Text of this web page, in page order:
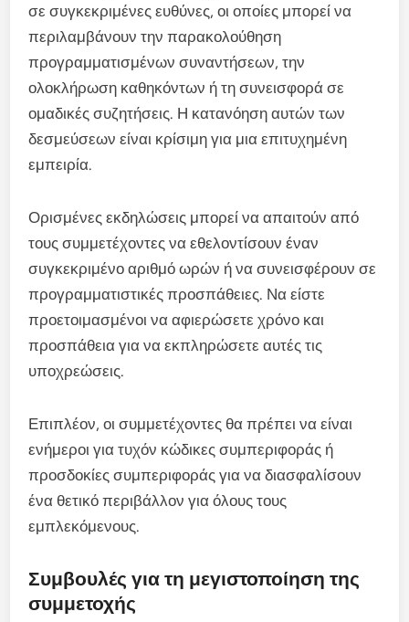
σε συγκεκριμένες ευθύνες, οι οποίες μπορεί να
περιλαμβάνουν την παρακολούθηση
προγραμματισμένων συναντήσεων, την
ολοκλήρωση καθηκόντων ή τη συνεισφορά σε
ομαδικές συζητήσεις. Η κατανόηση αυτών των
δεσμεύσεων είναι κρίσιμη για μια επιτυχημένη
εμπειρία.
Ορισμένες εκδηλώσεις μπορεί να απαιτούν από
τους συμμετέχοντες να εθελοντίσουν έναν
συγκεκριμένο αριθμό ωρών ή να συνεισφέρουν σε
προγραμματιστικές προσπάθειες. Να είστε
προετοιμασμένοι να αφιερώσετε χρόνο και
προσπάθεια για να εκπληρώσετε αυτές τις
υποχρεώσεις.
Επιπλέον, οι συμμετέχοντες θα πρέπει να είναι
ενήμεροι για τυχόν κώδικες συμπεριφοράς ή
προσδοκίες συμπεριφοράς για να διασφαλίσουν
ένα θετικό περιβάλλον για όλους τους
εμπλεκόμενους.
Συμβουλές για τη μεγιστοποίηση της
συμμετοχής